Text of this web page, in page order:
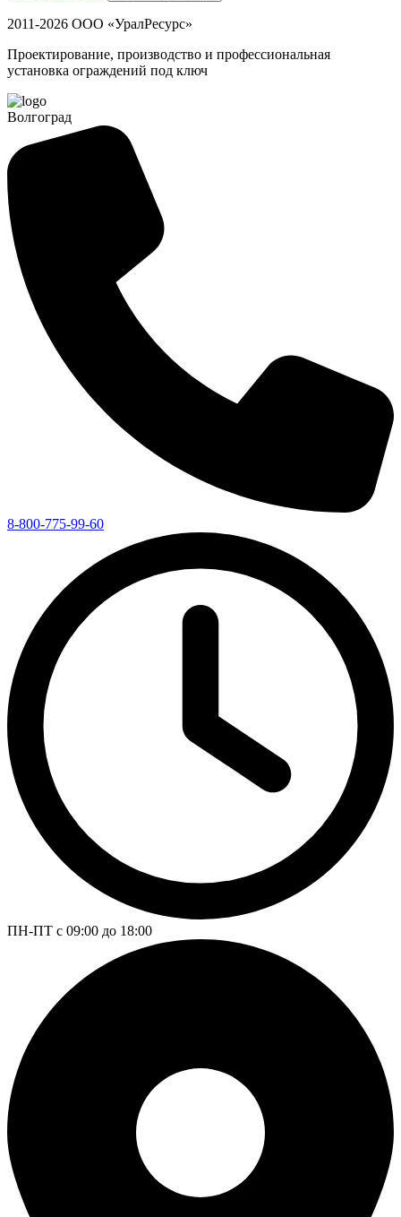
2011-2026 ООО «УралРесурс»
Проектирование, производство и профессиональная
установка ограждений под ключ
Волгоград
8-800-775-99-60
ПН-ПТ с 09:00 до 18:00